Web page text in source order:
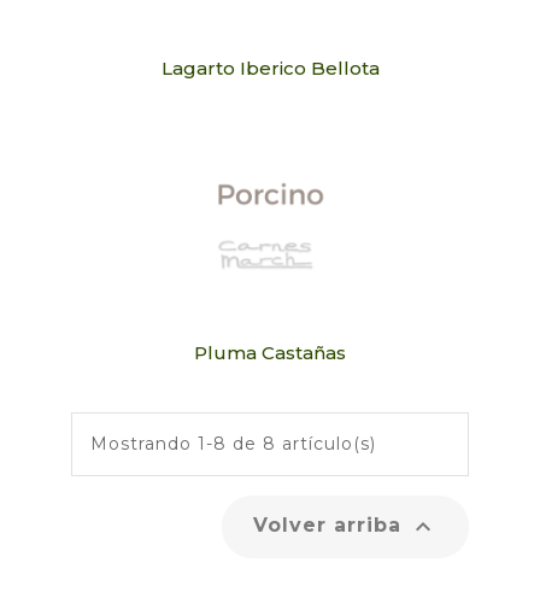
Lagarto Iberico Bellota
Pluma Castañas
Mostrando 1-8 de 8 artículo(s)
Volver arriba 